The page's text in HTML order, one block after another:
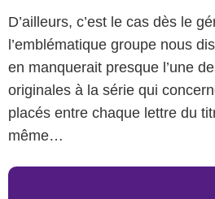
D’ailleurs, c’est le cas dès le
l’emblématique groupe nous
en manquerait presque l’une
originales à la série qui
placés entre chaque lettre du
même…